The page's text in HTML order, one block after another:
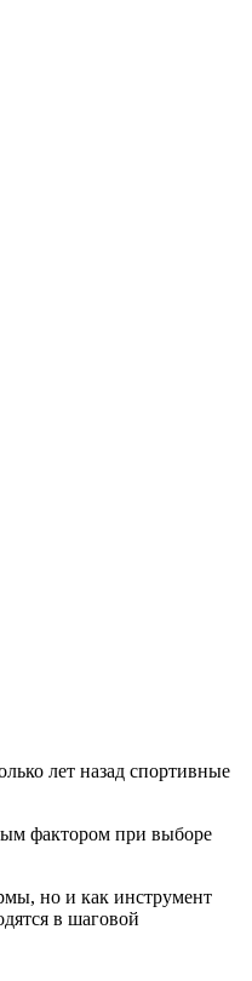
лет назад спортивные
фактором при выборе
но и как инструмент
в шаговой